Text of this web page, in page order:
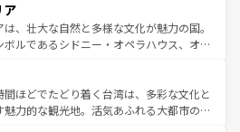
ンズでは、音楽と美食が融合した独特の
者はアメリカの各地域で異なる魅力を楽
の多様性と豊かな歴史を感じることができ
イルだ。 なお、新着のアメリカ
ツ一覧を参照してほしい。
い。また、定番の観光地といえばオアフ
然を求めるならマウイ島やカウアイ島が
ラルドグリーンに輝く海をはじめ、豊かな
心で訪れる人々を迎えてくれるハワイの
ローカルフードやハワイアンミュージッ
ラダンスなど、すべてがハワイの魅力を彩
ア
、壮大な自然と多様な文化が魅力の国。
ボルであるシドニー・オペラハウス、オー
中央部にそびえるウルル（エアーズロッ
アの美しい原生林やケアンズの熱帯雨林な
たくさん。また、カフェやワイン、オージ
間ほどでたどり着く台湾は、多彩な文化と
魅力的な観光地。活気あふれる大都市の台